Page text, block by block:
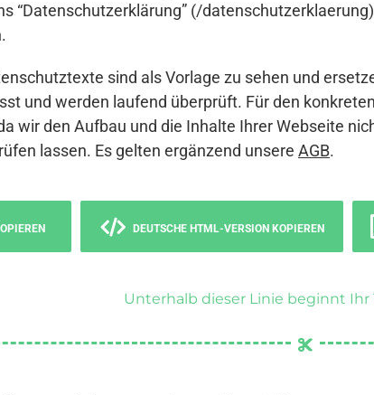
“Datenschutzerklärung” (/
sind als Vorlage zu sehen und
und werden laufend überprüft. Für den
wir den Aufbau und die Inhalte Ihrer Webseite
lassen. Es gelten ergänzend unsere AGB.
DEUTSCHE HTML-VERSION KOPIEREN
Unterhalb dieser Linie beginnt Ihr